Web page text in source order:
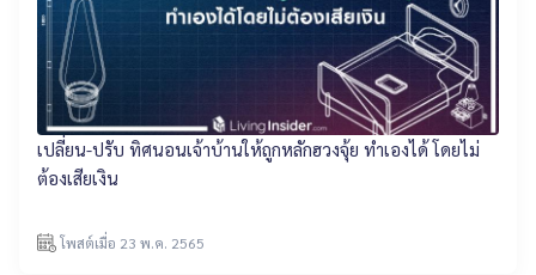
เปลี่ยน-ปรับ ทิศนอนเจ้าบ้านให้ถูกหลักฮวงจุ้ย ทำเองได้ โดยไม่
ต้องเสียเงิน
โพสต์เมื่อ 23 พ.ค. 2565